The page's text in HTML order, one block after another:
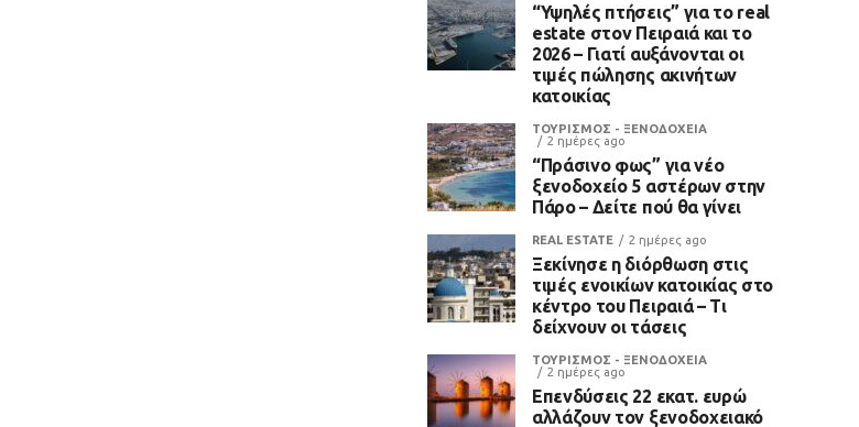
“Υψηλές πτήσεις” για το real
estate στον Πειραιά και το
2026 – Γιατί αυξάνονται οι
τιμές πώλησης ακινήτων
κατοικίας
ΤΟΥΡΙΣΜΟΣ - ΞΕΝΟΔΟΧΕΙΑ
2 ημέρες ago
“Πράσινο φως” για νέο
ξενοδοχείο 5 αστέρων στην
Πάρο – Δείτε πού θα γίνει
REAL ESTATE 2 ημέρες ago
Ξεκίνησε η διόρθωση στις
τιμές ενοικίων κατοικίας στο
κέντρο του Πειραιά – Τι
δείχνουν οι τάσεις
ΤΟΥΡΙΣΜΟΣ - ΞΕΝΟΔΟΧΕΙΑ
2 ημέρες ago
Επενδύσεις 22 εκατ. ευρώ
αλλάζουν τον ξενοδοχειακό